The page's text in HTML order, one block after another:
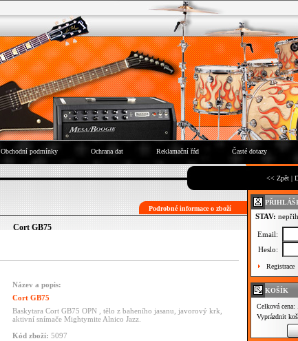
Obchodní podmínky Ochrana dat Reklamační řád Časté dotazy
<< Zpět |
Podrobné informace o zboží
Cort GB75
Název a popis:
Cort GB75
Baskytara Cort GB75 OPN , tělo z baheního jasanu, javorový krk,
aktivní snímače Mightymite Alnico Jazz.
Kód zboží: 5097
STAV:
Email:
Heslo:
Registrace
KOŠÍK
Celková cena:
Vyprázdnit